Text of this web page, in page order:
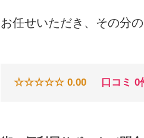
お任せいただき、その分
☆☆☆☆☆ 0.00 口コミ 0